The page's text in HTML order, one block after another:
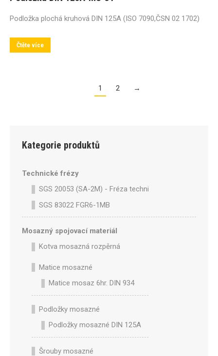
Podložka plochá kruhová DIN 125A (ISO 7090,ČSN 02 1702)
Čtěte více
1 2 →
Kategorie produktů
Technické frézy
SGS 20053 (SA-2M) - Fréza technická SA-2M válcová
SGS 83022 FGR6-1MB
Mosazný spojovací materiál
Kotva mosazná rozpěrná
Matice mosazné
Matice mosaz 6hr. DIN 934
Podložky mosazné
Podložky mosazné DIN 125A
Šrouby mosazné